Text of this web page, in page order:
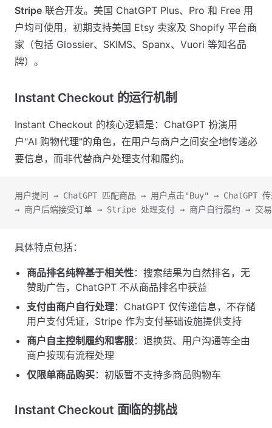
Stripe 联合开发。美国 ChatGPT Plus、Pro 和 Free 用
户均可使用，初期支持美国 Etsy 卖家及 Shopify 平台商
家（包括 Glossier、SKIMS、Spanx、Vuori 等知名品
牌）。
Instant Checkout 的运行机制
Instant Checkout 的核心逻辑是：ChatGPT 扮演用
户"AI 购物代理"的角色，在用户与商户之间安全地传递必
要信息，而非代替商户处理支付和履约。
用户提问 → ChatGPT 匹配商品 → 用户点击"Buy" → ChatGPT 传
→ 商户后端接受订单 → Stripe 处理支付 → 商户自行履约 → 交易
具体特点包括：
商品排名纯粹基于相关性：搜索结果为自然排名，无
赞助广告，ChatGPT 不从商品排名中获益
支付由商户自行处理：ChatGPT 仅传递信息，不存储
用户支付凭证，Stripe 作为支付基础设施提供支持
商户自主控制履约和客服：退换货、用户沟通等全由
商户按现有流程处理
仅限单商品购买：初版暂不支持多商品购物车
Instant Checkout 面临的挑战